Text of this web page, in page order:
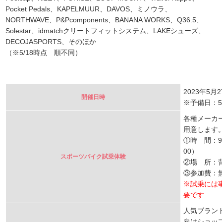
Pocket Pedals、KAPELMUUR、DAVOS、ミノウラ、
NORTHWAVE、P&Pcomponents、BANANA WORKS、Q36.5、
Solestar、idmatchクリートフィットシステム、LAKEシューズ、
DECOJASPORTS、そのほか
（※5/18時点 順不同）
開催日時
2023年5月
※予備日：
スポーツバイク試乗体験
各種メーカ
用意します
①時 間：
00）
②場 所：
③参加費：
※試乗には
要です
人気ブラン